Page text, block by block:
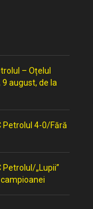
– Oțelul
august, de la
Petrolul 4-0/Fără
„Lupii”